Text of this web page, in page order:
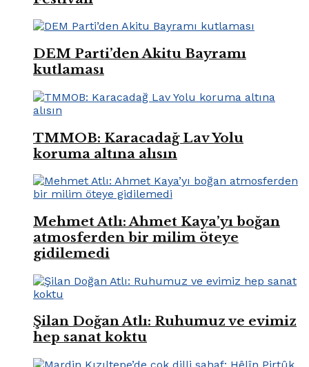
DEM Parti’den Akitu Bayramı
kutlaması
TMMOB: Karacadağ Lav Yolu
koruma altına alısın
Mehmet Atlı: Ahmet Kaya’yı boğan
atmosferden bir milim öteye
gidilemedi
Şilan Doğan Atlı: Ruhumuz ve evimiz
hep sanat koktu